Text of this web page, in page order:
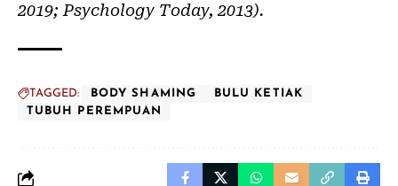
2019; Psychology Today, 2013).
TAGGED: BODY SHAMING
BULU KETIAK
TUBUH PEREMPUAN